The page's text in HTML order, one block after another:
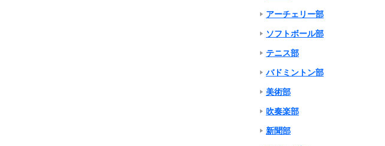
アーチェリー部
ソフトボール部
テニス部
バドミントン部
美術部
吹奏楽部
新聞部